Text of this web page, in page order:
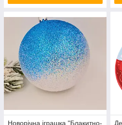
Новорічна іграшка "Блакитно-